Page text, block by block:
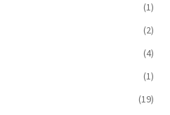
(1)
(2)
(4)
(1)
(19)